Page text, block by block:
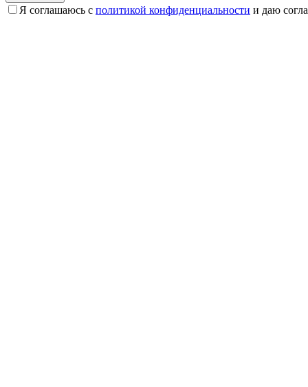
Я соглашаюсь с политикой конфиденциальности и даю